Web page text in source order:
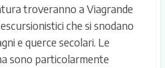
troveranno a Viagrande
che si snodano
e querce secolari. Le
sono particolarmente